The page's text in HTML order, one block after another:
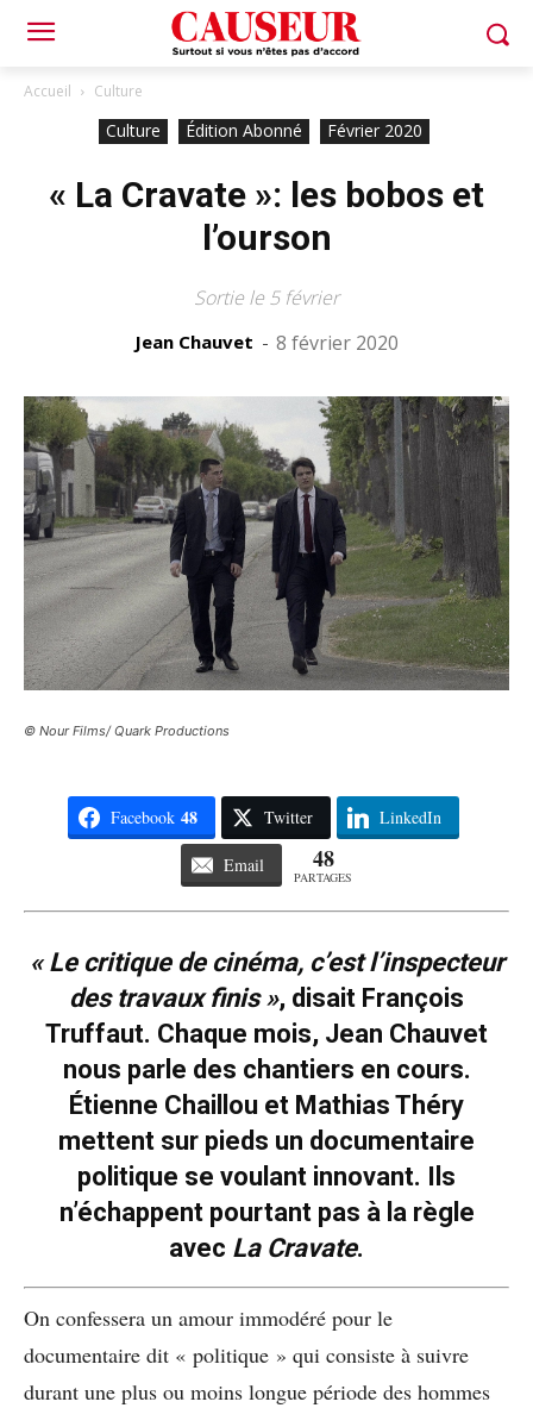
Accueil Culture
Culture Édition Abonné Février 2020
« La Cravate »: les bobos et
l’ourson
Sortie le 5 février
Jean Chauvet - 8 février 2020
© Nour Films/ Quark Productions
Facebook 48 Twitter LinkedIn
Email 48
PARTAGES
« Le critique de cinéma, c’est l’inspecteur
des travaux finis », disait François
Truffaut. Chaque mois, Jean Chauvet
nous parle des chantiers en cours.
Étienne Chaillou et Mathias Théry
mettent sur pieds un documentaire
politique se voulant innovant. Ils
n’échappent pourtant pas à la règle
avec La Cravate.
On confessera un amour immodéré pour le
documentaire dit « politique » qui consiste à suivre
durant une plus ou moins longue période des hommes